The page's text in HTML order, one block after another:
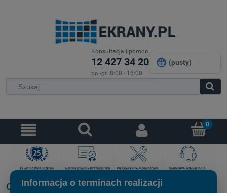
Konsultacja i pomoc
12 427 34 20
pn.-pt. 8:00 - 16:00
(pusty)
Opcje przeglądania
Informacja o terminach realizacji